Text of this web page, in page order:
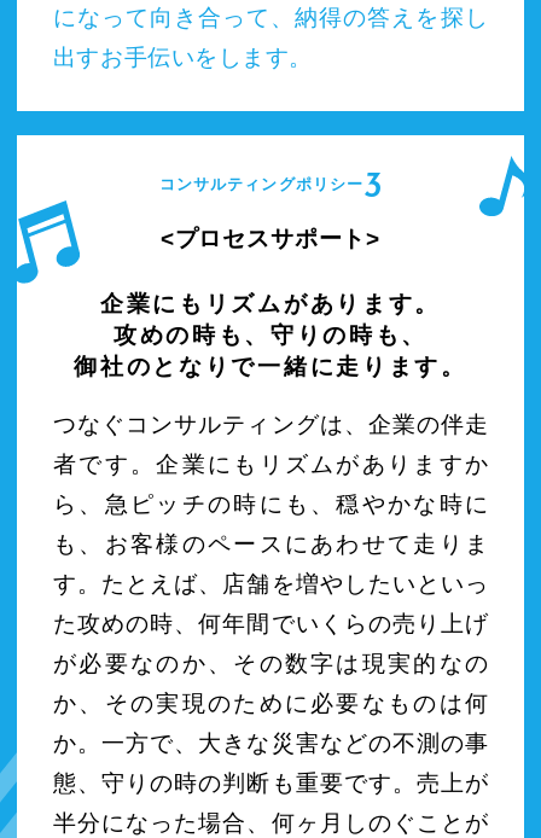
になって向き合って、納得の答えを探し
出すお手伝いをします。
コンサルティングポリシー3
プロセスサポート
企業にもリズムがあります。
攻めの時も、守りの時も、
御社のとなりで一緒に走ります。
つなぐコンサルティングは、企業の伴走
者です。企業にもリズムがありますか
ら、急ピッチの時にも、穏やかな時に
も、お客様のペースにあわせて走りま
す。たとえば、店舗を増やしたいといっ
た攻めの時、何年間でいくらの売り上げ
が必要なのか、その数字は現実的なの
か、その実現のために必要なものは何
か。一方で、大きな災害などの不測の事
態、守りの時の判断も重要です。売上が
半分になった場合、何ヶ月しのぐことが